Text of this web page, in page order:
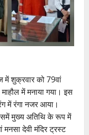
में शुक्रवार को 79वां
में मनाया गया। इस
में रंगा नजर आया।
मुख्य अतिथि के रूप में
मनसा देवी मंदिर ट्रस्ट